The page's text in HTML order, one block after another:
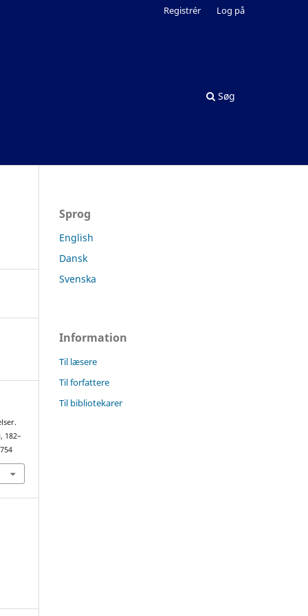
Søg
Registrér Log på
182–
Sprog
English
Dansk
Svenska
Information
Til læsere
Til forfattere
Til bibliotekarer